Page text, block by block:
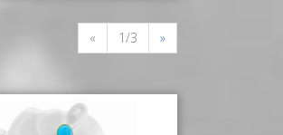
« 1/3 »